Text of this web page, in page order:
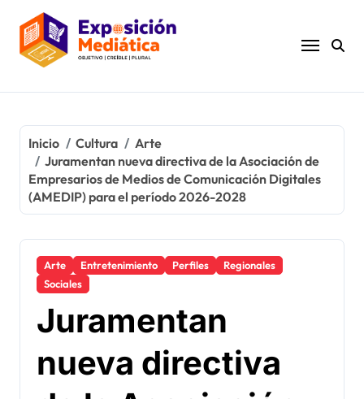
contenido
Inicio Cultura
Arte
Juramentan nueva directiva de la Asociación de
Empresarios de Medios de Comunicación Digitales
(AMEDIP) para el período 2026-2028
Arte Entretenimiento Perfiles
Regionales
Sociales
Juramentan
nueva directiva